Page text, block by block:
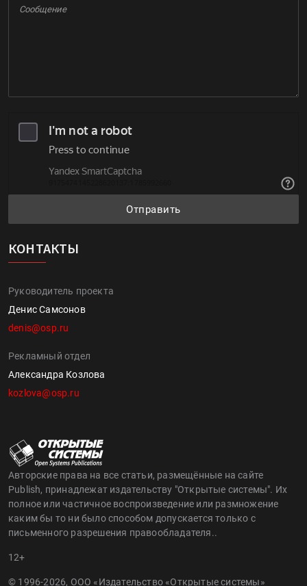
Отправить
КОНТАКТЫ
Руководитель проекта
Денис Самсонов
denis@osp.ru
Рекламный отдел
Александра Козлова
kozlova@osp.ru
Авторские права на все статьи, размещённые на сайте
Publish, принадлежат издательству "Открытые системы". Их
полное или частичное воспроизведение или размножение
каким бы то ни было способом допускается только с
письменного разрешения правообладателя..
12+
© 1996-2026, ООО «Издательство «Открытые системы»